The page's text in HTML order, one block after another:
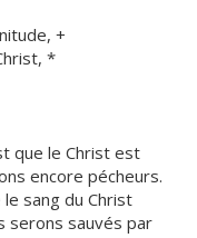
+
*
que le Christ est
encore pécheurs.
sang du Christ
serons sauvés par